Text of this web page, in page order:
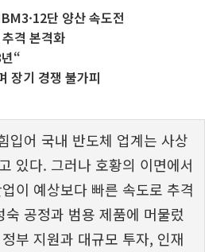
단 양산 속도전
격 본격화
“
장기 경쟁 불가피
입어 국내 반도체 업계는 사상
있다. 그러나 호황의 이면에서
이 예상보다 빠른 속도로 추격
공정과 범용 제품에 머물렀
부 지원과 대규모 투자, 인재